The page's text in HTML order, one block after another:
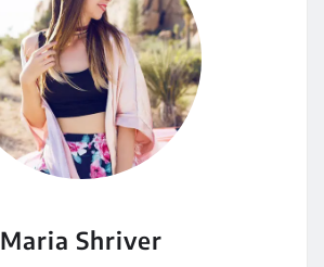
Maria Shriver